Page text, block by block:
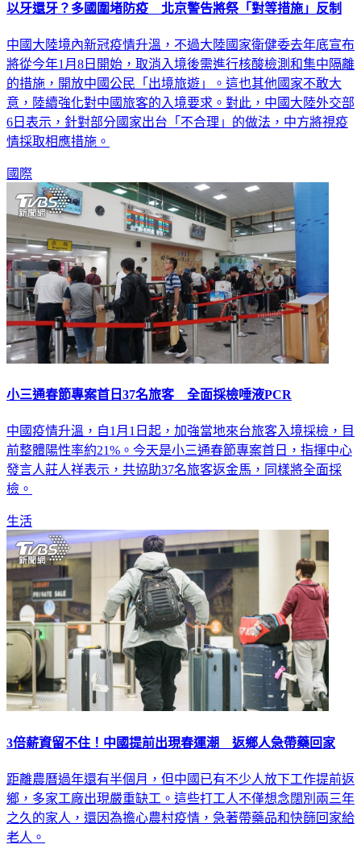
以牙還牙？多國圍堵防疫 北京警告將祭「對等措施」反制
中國大陸境內新冠疫情升溫，不過大陸國家衛健委去年底宣布
將從今年1月8日開始，取消入境後需進行核酸檢測和集中隔離
的措施，開放中國公民「出境旅遊」。這也其他國家不敢大
意，陸續強化對中國旅客的入境要求。對此，中國大陸外交部
6日表示，針對部分國家出台「不合理」的做法，中方將視疫
情採取相應措施。
國際
小三通春節專案首日37名旅客 全面採檢唾液PCR
中國疫情升溫，自1月1日起，加強當地來台旅客入境採檢，目
前整體陽性率約21%。今天是小三通春節專案首日，指揮中心
發言人莊人祥表示，共協助37名旅客返金馬，同樣將全面採
檢。
生活
3倍薪資留不住！中國提前出現春運潮 返鄉人急帶藥回家
距離農曆過年還有半個月，但中國已有不少人放下工作提前返
鄉，多家工廠出現嚴重缺工。這些打工人不僅想念闊別兩三年
之久的家人，還因為擔心農村疫情，急著帶藥品和快篩回家給
老人。